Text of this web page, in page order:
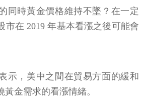
同時黃金價格維持不墜？在一定
市在 2019 年基本看漲之後可能會
示，美中之間在貿易方面的緩和
金需求的看漲情緒。